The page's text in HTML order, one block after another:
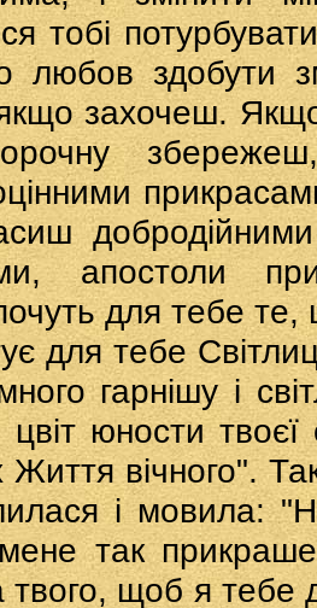
тобі
любов здобути
захочеш.
апостоли
для тебе
для тебе
гарнішу і
цвіт юности
Життя вічного".
і мовила:
так
твого, щоб я